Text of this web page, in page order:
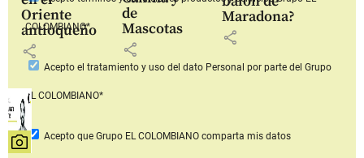
Oriente
antioqueño
share
de
Mascotas
share
Maradona?
share
COLOMBIANO*
Acepto el tratamiento y uso del dato Personal por parte del Grupo
EL COLOMBIANO*
Acepto que Grupo EL COLOMBIANOcomparta mis datos